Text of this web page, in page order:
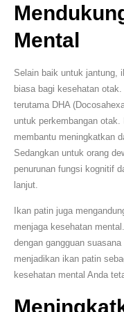
Mental
Selain baik untuk jantung,
biasa bagi kesehatan
terutama DHA
untuk perkembangan
membantu meningkatkan
Sedangkan untuk orang
penurunan fungsi kognitif
lanjut.
Ikan patin juga
menjaga kesehatan
dengan gangguan
menjadikan ikan patin
kesehatan mental Anda